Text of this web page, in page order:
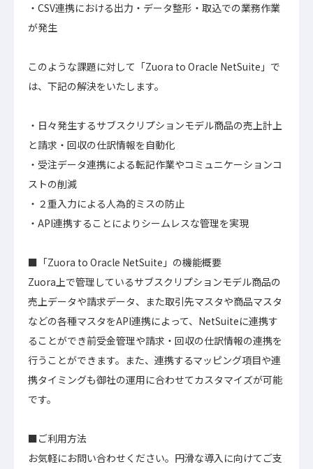
・CSV連携における出力・データ整形・取込での業務作業
が発生
このような課題に対して「Zuora to Oracle NetSuite」で
は、下記の解決をいたします。
・日々発生するサブスクリプションモデル商品の売上計上
と請求・回収の仕訳情報を自動化
・受注データ連携による転記作業やコミュニケーションコ
ストの削減
・２重入力による人為的ミスの防止
・API連携することによりシームレスな管理を実現
■「Zuora to Oracle NetSuite」の機能概要
Zuora上で管理しているサブスクリプションモデル商品の
売上データや請求データ、また取引先マスタや商品マスタ
などの各種マスタをAPI連携によって、NetSuiteに連携す
ることができ前受金管理や請求・回収の仕訳情報の連携を
行うことができます。また、連携するマッピング項目や連
携タイミングも御社の運用に合わせてカスタマイズが可能
です。
■ご利用方法
お気軽にお問い合わせください。円滑な導入に向けてご支